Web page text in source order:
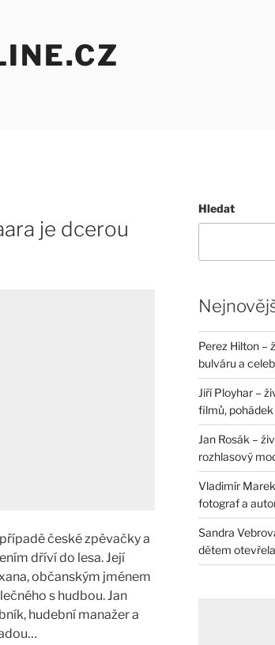
je dcerou
české zpěvačky a
dříví do lesa. Její
občanským jménem
s hudbou. Jan
hudební manažer a
Hledat
Perez Hilton –
bulváru a
Jiří Ployhar –
filmů, pohádek
Jan Rosák –
rozhlasový
Vladimír
fotograf a
Sandra
dětem